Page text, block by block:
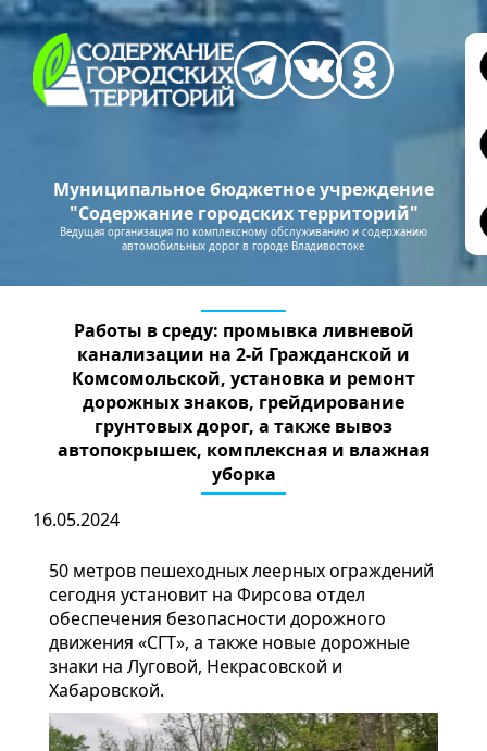
Муниципальное бюджетное учреждение
"Содержание городских территорий"
Ведущая организация по комплексному обслуживанию и содержанию
автомобильных дорог в городе Владивостоке
Работы в среду: промывка ливневой
канализации на 2-й Гражданской и
Комсомольской, установка и ремонт
дорожных знаков, грейдирование
грунтовых дорог, а также вывоз
автопокрышек, комплексная и влажная
уборка
16.05.2024
50 метров пешеходных леерных ограждений
сегодня установит на Фирсова отдел
обеспечения безопасности дорожного
движения «СГТ», а также новые дорожные
знаки на Луговой, Некрасовской и
Хабаровской.